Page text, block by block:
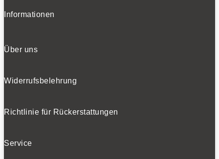
Informationen
Über uns
Widerrufsbelehrung
Richtlinie für Rückerstattungen
Service